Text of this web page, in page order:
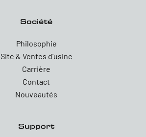
Société
Philosophie
Site & Ventes d'usine
Carrière
Contact
Nouveautés
Support